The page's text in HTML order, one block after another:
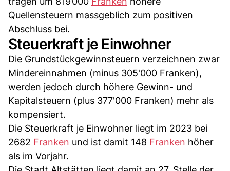
Quellensteuern massgeblich zum positiven
Abschluss bei.
Steuerkraft je Einwohner
Die Grundstückgewinnsteuern verzeichnen zwar
Mindereinnahmen (minus 305'000 Franken),
werden jedoch durch höhere Gewinn- und
Kapitalsteuern (plus 377'000 Franken) mehr als
kompensiert.
Die Steuerkraft je Einwohner liegt im 2023 bei
2682 Franken und ist damit 148 Franken höher
als im Vorjahr.